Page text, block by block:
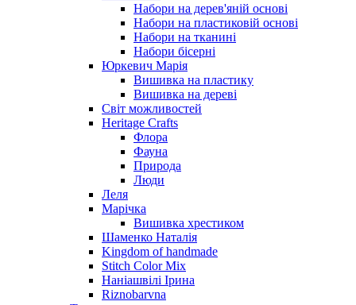
Набори на дерев'яній основі
Набори на пластиковій основі
Набори на тканині
Набори бісерні
Юркевич Марія
Вишивка на пластику
Вишивка на дереві
Світ можливостей
Heritage Crafts
Флора
Фауна
Природа
Люди
Леля
Марічка
Вишивка хрестиком
Шаменко Наталія
Kingdom of handmade
Stitch Color Mix
Наніашвілі Ірина
Riznobarvna